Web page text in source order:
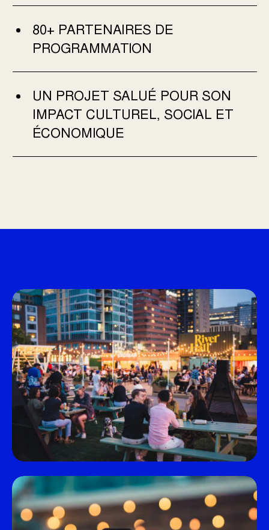
80+ PARTENAIRES DE
PROGRAMMATION
UN PROJET SALUÉ POUR SON
IMPACT CULTUREL, SOCIAL ET
ÉCONOMIQUE